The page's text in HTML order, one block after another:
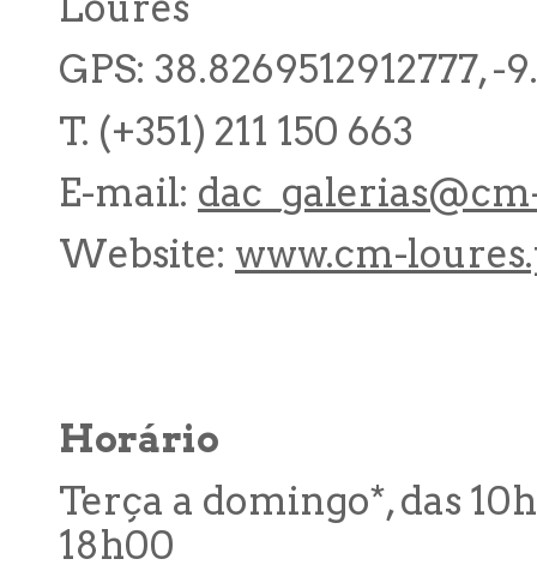
GPS: 38.8269512912777, -
T. (+351) 211 150 663
E-mail:
Website: www.cm-
Horário
Terça a domingo*, das
18h00